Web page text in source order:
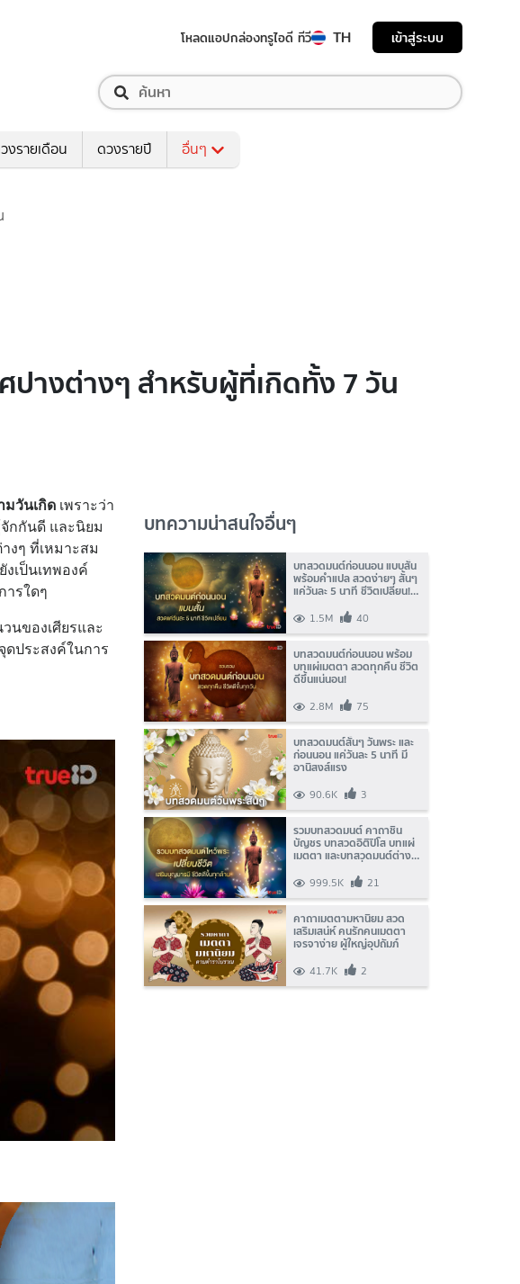
โหลดแอปกล่องทรูไอดี ทีวี TH เข้าสู่ระบบ
งรายเดือน ดวงรายปี อื่นๆ
างต่างๆ สำหรับผู้ที่เกิดทั้ง 7 วัน
มวันเกิด เพราะว่า
กกันดี และนิยม
งๆ ที่เหมาะสม
เป็นเทพองค์
ารใดๆ
นของเศียรและ
ประสงค์ในการ
บทความน่าสนใจอื่นๆ
บทสวดมนต์ก่อนนอน แบบสั้น
พร้อมคำแปล สวดง่ายๆ สั้นๆ
แค่วันละ 5 นาที ชีวิตเปลี่ยน!
1.5M 40
บทสวดมนต์ก่อนนอน พร้อม
บทแผ่เมตตา สวดทุกคืน ชีวิต
ดีขึ้นแน่นอน!
2.8M 75
บทสวดมนต์สั้นๆ วันพระ และ
ก่อนนอน แค่วันละ 5 นาที มี
อานิสงส์แรง
90.6K 3
รวมบทสวดมนต์ คาถาชิน
บัญชร บทสวดอิติปิโส บทแผ่
เมตตา และบทสวดมนต์ต่างๆ
ลาภ999.5K 21
คาถาเมตตามหานิยม สวด
เสริมเสน่ห์ คนรักคนเมตตา
เจรจาง่าย ผู้ใหญ่อุปถัมภ์
41.7K 2